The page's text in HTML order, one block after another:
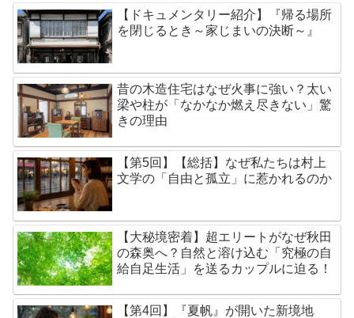
【ドキュメンタリー紹介】『帰る場所
を閉じるとき～家じまいの決断～』
昔の木造住宅はなぜ火事に強い？太い
梁や柱が「なかなか燃え尽きない」驚
きの理由
【第5回】【総括】なぜ私たちは村上
文学の「自由と孤立」に惹かれるのか
【大秘境密着】超エリートがなぜ秋田
の森奥へ？自然と溶け込む「究極の自
給自足生活」を送るカップルに迫る！
【第4回】『夏帆』が開いた新境地